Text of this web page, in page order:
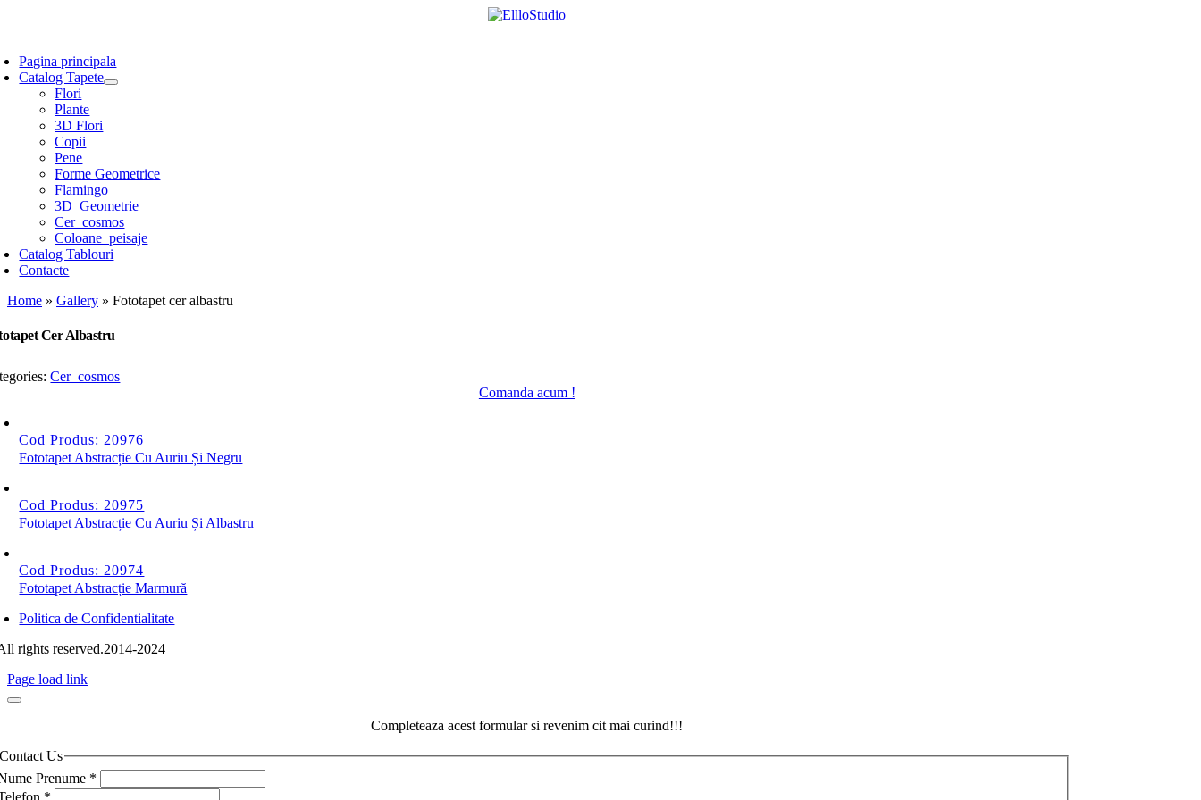
Pagina principala
Catalog Tapete
Flori
Plante
3D Flori
Copii
Pene
Forme Geometrice
Flamingo
3D_Geometrie
Cer_cosmos
Coloane_peisaje
Catalog Tablouri
Contacte
Home » Gallery » Fototapet cer albastru
Cer Albastru
Cer_cosmos
Comanda acum !
Cod Produs: 20976
Fototapet Abstracție Cu Auriu Și Negru
Cod Produs: 20975
Fototapet Abstracție Cu Auriu Și Albastru
Cod Produs: 20974
Fototapet Abstracție Marmură
Politica de Confidentialitate
rights reserved.2014-2024
Page load link
Completeaza acest formular si revenim cit mai curind!!!
Contact Us
Prenume *
*